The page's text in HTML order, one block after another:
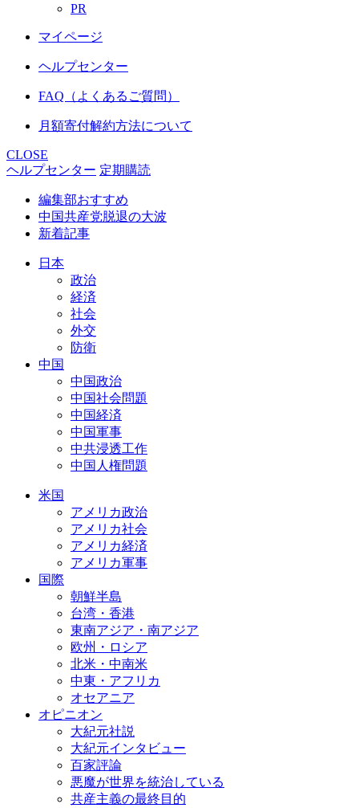
PR
マイページ
ヘルプセンター
FAQ（よくあるご質問）
月額寄付解約方法について
CLOSE
ヘルプセンター 定期購読
編集部おすすめ
中国共産党脱退の大波
新着記事
日本
政治
経済
社会
外交
防衛
中国
中国政治
中国社会問題
中国経済
中国軍事
中共浸透工作
中国人権問題
米国
アメリカ政治
アメリカ社会
アメリカ経済
アメリカ軍事
国際
朝鮮半島
台湾・香港
東南アジア・南アジア
欧州・ロシア
北米・中南米
中東・アフリカ
オセアニア
オピニオン
大紀元社説
大紀元インタビュー
百家評論
悪魔が世界を統治している
共産主義の最終目的